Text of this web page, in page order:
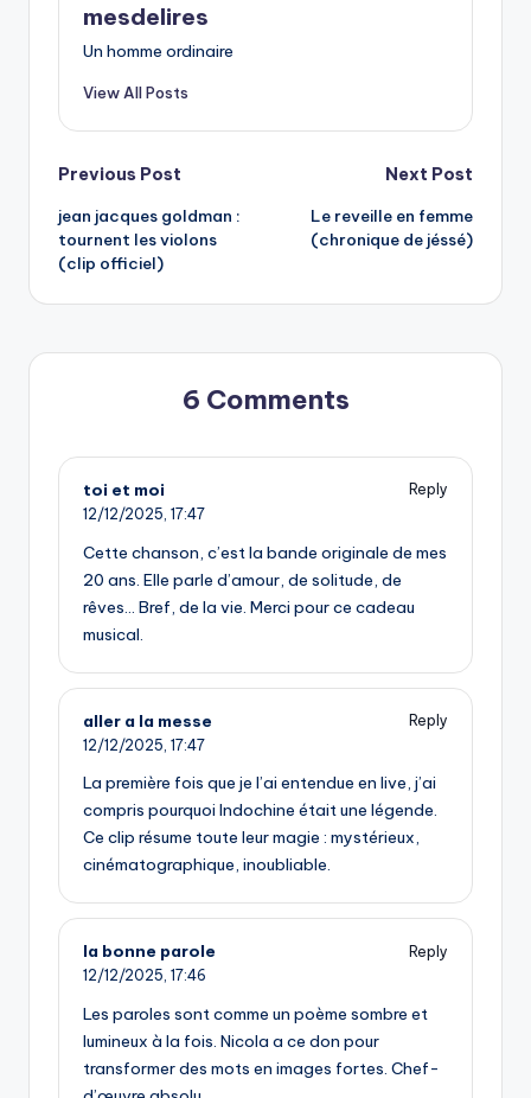
mesdelires
Un homme ordinaire
View All Posts
Post
navigation
Previous Post
jean jacques goldman :
tournent les violons
(clip officiel)
Next Post
Le reveille en femme
(chronique de jéssé)
6 Comments
toi et moi
Reply
12/12/2025, 17:47
Cette chanson, c’est la bande originale de mes
20 ans. Elle parle d’amour, de solitude, de
rêves… Bref, de la vie. Merci pour ce cadeau
musical.
aller a la messe
Reply
12/12/2025, 17:47
La première fois que je l’ai entendue en live, j’ai
compris pourquoi Indochine était une légende.
Ce clip résume toute leur magie : mystérieux,
cinématographique, inoubliable.
la bonne parole
Reply
12/12/2025, 17:46
Les paroles sont comme un poème sombre et
lumineux à la fois. Nicola a ce don pour
transformer des mots en images fortes. Chef-